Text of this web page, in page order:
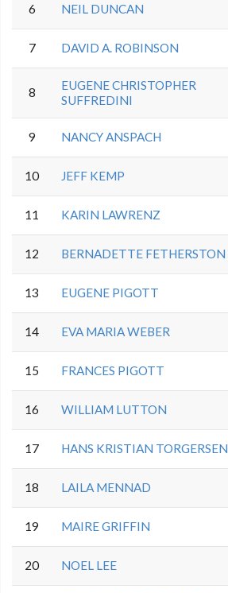
6 NEIL DUNCAN
7 DAVID A. ROBINSON
8
EUGENE CHRISTOPHER
SUFFREDINI
9 NANCY ANSPACH
10 JEFF KEMP
11 KARIN LAWRENZ
12 BERNADETTE FETHERSTON
13 EUGENE PIGOTT
14 EVA MARIA WEBER
15 FRANCES PIGOTT
16 WILLIAM LUTTON
17 HANS KRISTIAN TORGERSEN
18 LAILA MENNAD
19 MAIRE GRIFFIN
20 NOEL LEE